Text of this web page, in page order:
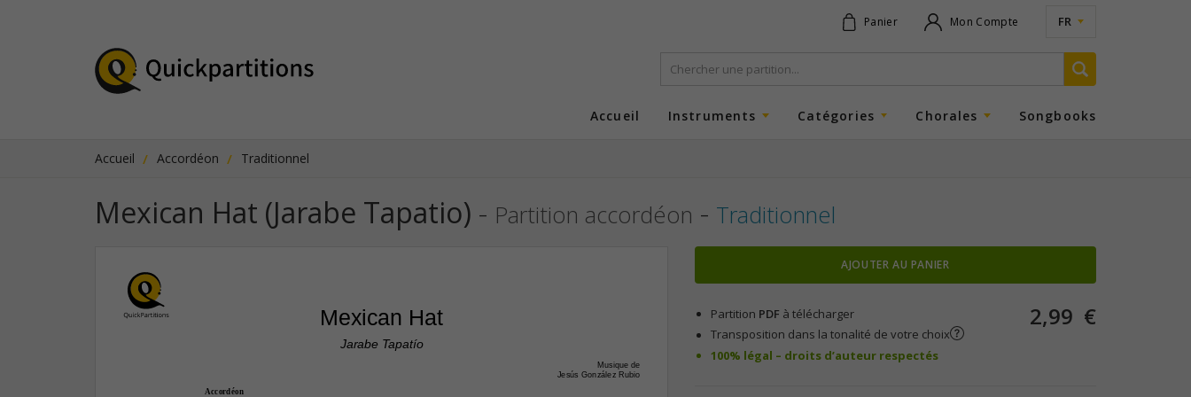
Panier Mon Compte FR
Accueil Instruments Catégories Chorales Songbooks
Accueil Accordéon Traditionnel
Mexican Hat (Jarabe Tapatio) - Partition accordéon - Traditionnel
Mexican Hat
Musique de
Jesús González Rubio
Accordéon
Jarabe Tapatío
AJOUTER AU PANIER
Partition PDF à télécharger
Transposition dans la tonalité de votre choix
100% légal – droits d’auteur respectés
2,99 €